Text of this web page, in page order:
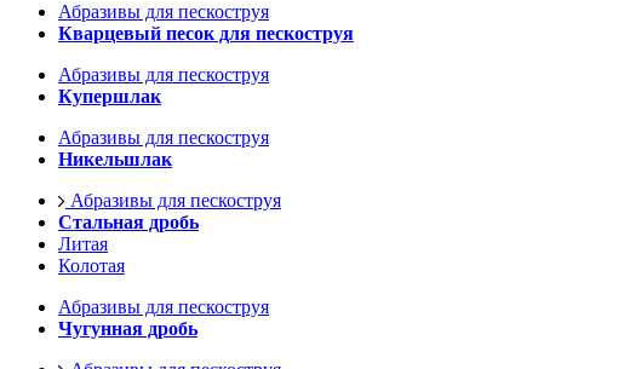
Абразивы для пескоструя
Кварцевый песок для пескоструя
Абразивы для пескоструя
Купершлак
Абразивы для пескоструя
Никельшлак
Абразивы для пескоструя
Стальная дробь
Литая
Колотая
Абразивы для пескоструя
Чугунная дробь